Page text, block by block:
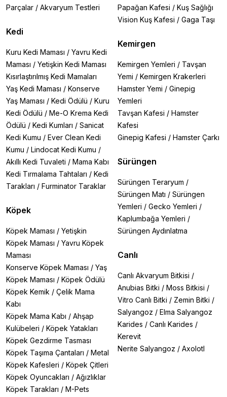
Parçalar / Akvaryum Testleri
Kedi
Kuru Kedi Maması / Yavru Kedi
Maması / Yetişkin Kedi Maması
Kısırlaştırılmış Kedi Mamaları
Yaş Kedi Maması / Konserve
Yaş Maması / Kedi Ödülü / Kuru
Kedi Ödülü / Me-O Krema Kedi
Ödülü / Kedi Kumları / Sanicat
Kedi Kumu / Ever Clean Kedi
Kumu / Lindocat Kedi Kumu /
Akıllı Kedi Tuvaleti / Mama Kabı
Kedi Tırmalama Tahtaları / Kedi
Tarakları / Furminator Taraklar
Köpek
Köpek Maması / Yetişkin
Köpek Maması / Yavru Köpek
Maması
Konserve Köpek Maması / Yaş
Köpek Maması / Köpek Ödülü
Köpek Kemik / Çelik Mama
Kabı
Köpek Mama Kabı / Ahşap
Kulübeleri / Köpek Yatakları
Köpek Gezdirme Tasması
Köpek Taşıma Çantaları / Metal
Köpek Kafesleri / Köpek Çitleri
Köpek Oyuncakları / Ağızlıklar
Köpek Tarakları / M-Pets
Papağan Kafesi / Kuş Sağlığı
Vision Kuş Kafesi / Gaga Taşı
Kemirgen
Kemirgen Yemleri / Tavşan
Yemi / Kemirgen Krakerleri
Hamster Yemi / Ginepig
Yemleri
Tavşan Kafesi / Hamster
Kafesi
Ginepig Kafesi / Hamster Çarkı
Sürüngen
Sürüngen Teraryum /
Sürüngen Matı / Sürüngen
Yemleri / Gecko Yemleri /
Kaplumbağa Yemleri /
Sürüngen Aydınlatma
Canlı
Canlı Akvaryum Bitkisi /
Anubias Bitki / Moss Bitkisi /
Vitro Canlı Bitki / Zemin Bitki /
Salyangoz / Elma Salyangoz
Karides / Canlı Karides /
Kerevit
Nerite Salyangoz / Axolotl